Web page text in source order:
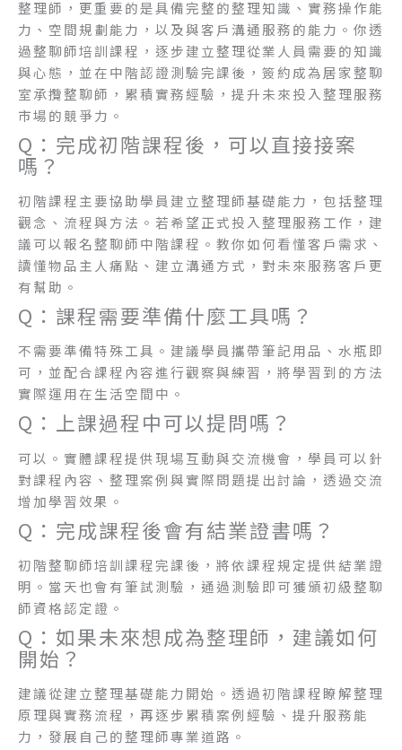
整理師，更重要的是具備完整的整理知識、實務操作能
力、空間規劃能力，以及與客戶溝通服務的能力。你透
過整聊師培訓課程，逐步建立整理從業人員需要的知識
與心態，並在中階認證測驗完課後，簽約成為居家整聊
室承攬整聊師，累積實務經驗，提升未來投入整理服務
市場的競爭力。
Q：完成初階課程後，可以直接接案
嗎？
初階課程主要協助學員建立整理師基礎能力，包括整理
觀念、流程與方法。若希望正式投入整理服務工作，建
議可以報名整聊師中階課程。教你如何看懂客戶需求、
讀懂物品主人痛點、建立溝通方式，對未來服務客戶更
有幫助。
Q：課程需要準備什麼工具嗎？
不需要準備特殊工具。建議學員攜帶筆記用品、水瓶即
可，並配合課程內容進行觀察與練習，將學習到的方法
實際運用在生活空間中。
Q：上課過程中可以提問嗎？
可以。實體課程提供現場互動與交流機會，學員可以針
對課程內容、整理案例與實際問題提出討論，透過交流
增加學習效果。
Q：完成課程後會有結業證書嗎？
初階整聊師培訓課程完課後，將依課程規定提供結業證
明。當天也會有筆試測驗，通過測驗即可獲頒初級整聊
師資格認定證。
Q：如果未來想成為整理師，建議如何
開始？
建議從建立整理基礎能力開始。透過初階課程瞭解整理
原理與實務流程，再逐步累積案例經驗、提升服務能
力，發展自己的整理師專業道路。